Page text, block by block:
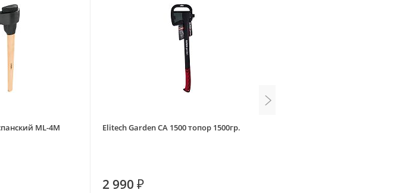
ML-4M Elitech Garden CA 1500 топор 1500гр.
2 990 ₽